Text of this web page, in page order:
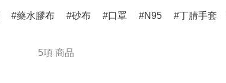
藥水膠布 砂布 口罩 N95 丁腈手套
5項 商品